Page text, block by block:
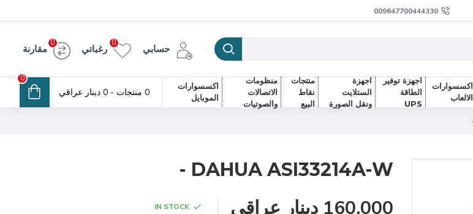
009647700444330
حسابي رغباتي
0
مقارنة
0
اكسسوارات
الالعاب
اجهزة توفير
الطاقة
UPS
اجهزة
الستلايت
ونقل الصورة
منتجات
نقاط
البيع
منظومات
الاتصالات
والصوتيات
اكسسوارات
الموبايل
0 منتجات - 0 دينار عراقي
0
DAHUA ASI33214A-W -
160,000 دينار عراقي
IN STOCK